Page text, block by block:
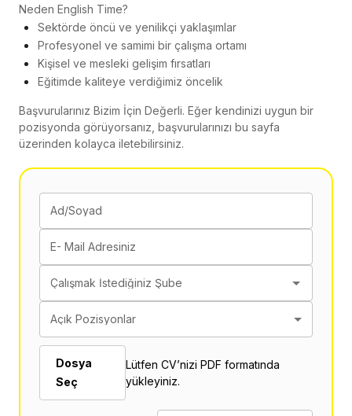
Neden English Time?
Sektörde öncü ve yenilikçi yaklaşımlar
Profesyonel ve samimi bir çalışma ortamı
Kişisel ve mesleki gelişim fırsatları
Eğitimde kaliteye verdiğimiz öncelik
Başvurularınız Bizim İçin Değerli. Eğer kendinizi uygun bir
pozisyonda görüyorsanız, başvurularınızı bu sayfa
üzerinden kolayca iletebilirsiniz.
Ad/Soyad
E- Mail Adresiniz
Çalışmak İstediğiniz Şube
Açık Pozisyonlar
Dosya
Seç
Lütfen CV’nizi PDF formatında
yükleyiniz.